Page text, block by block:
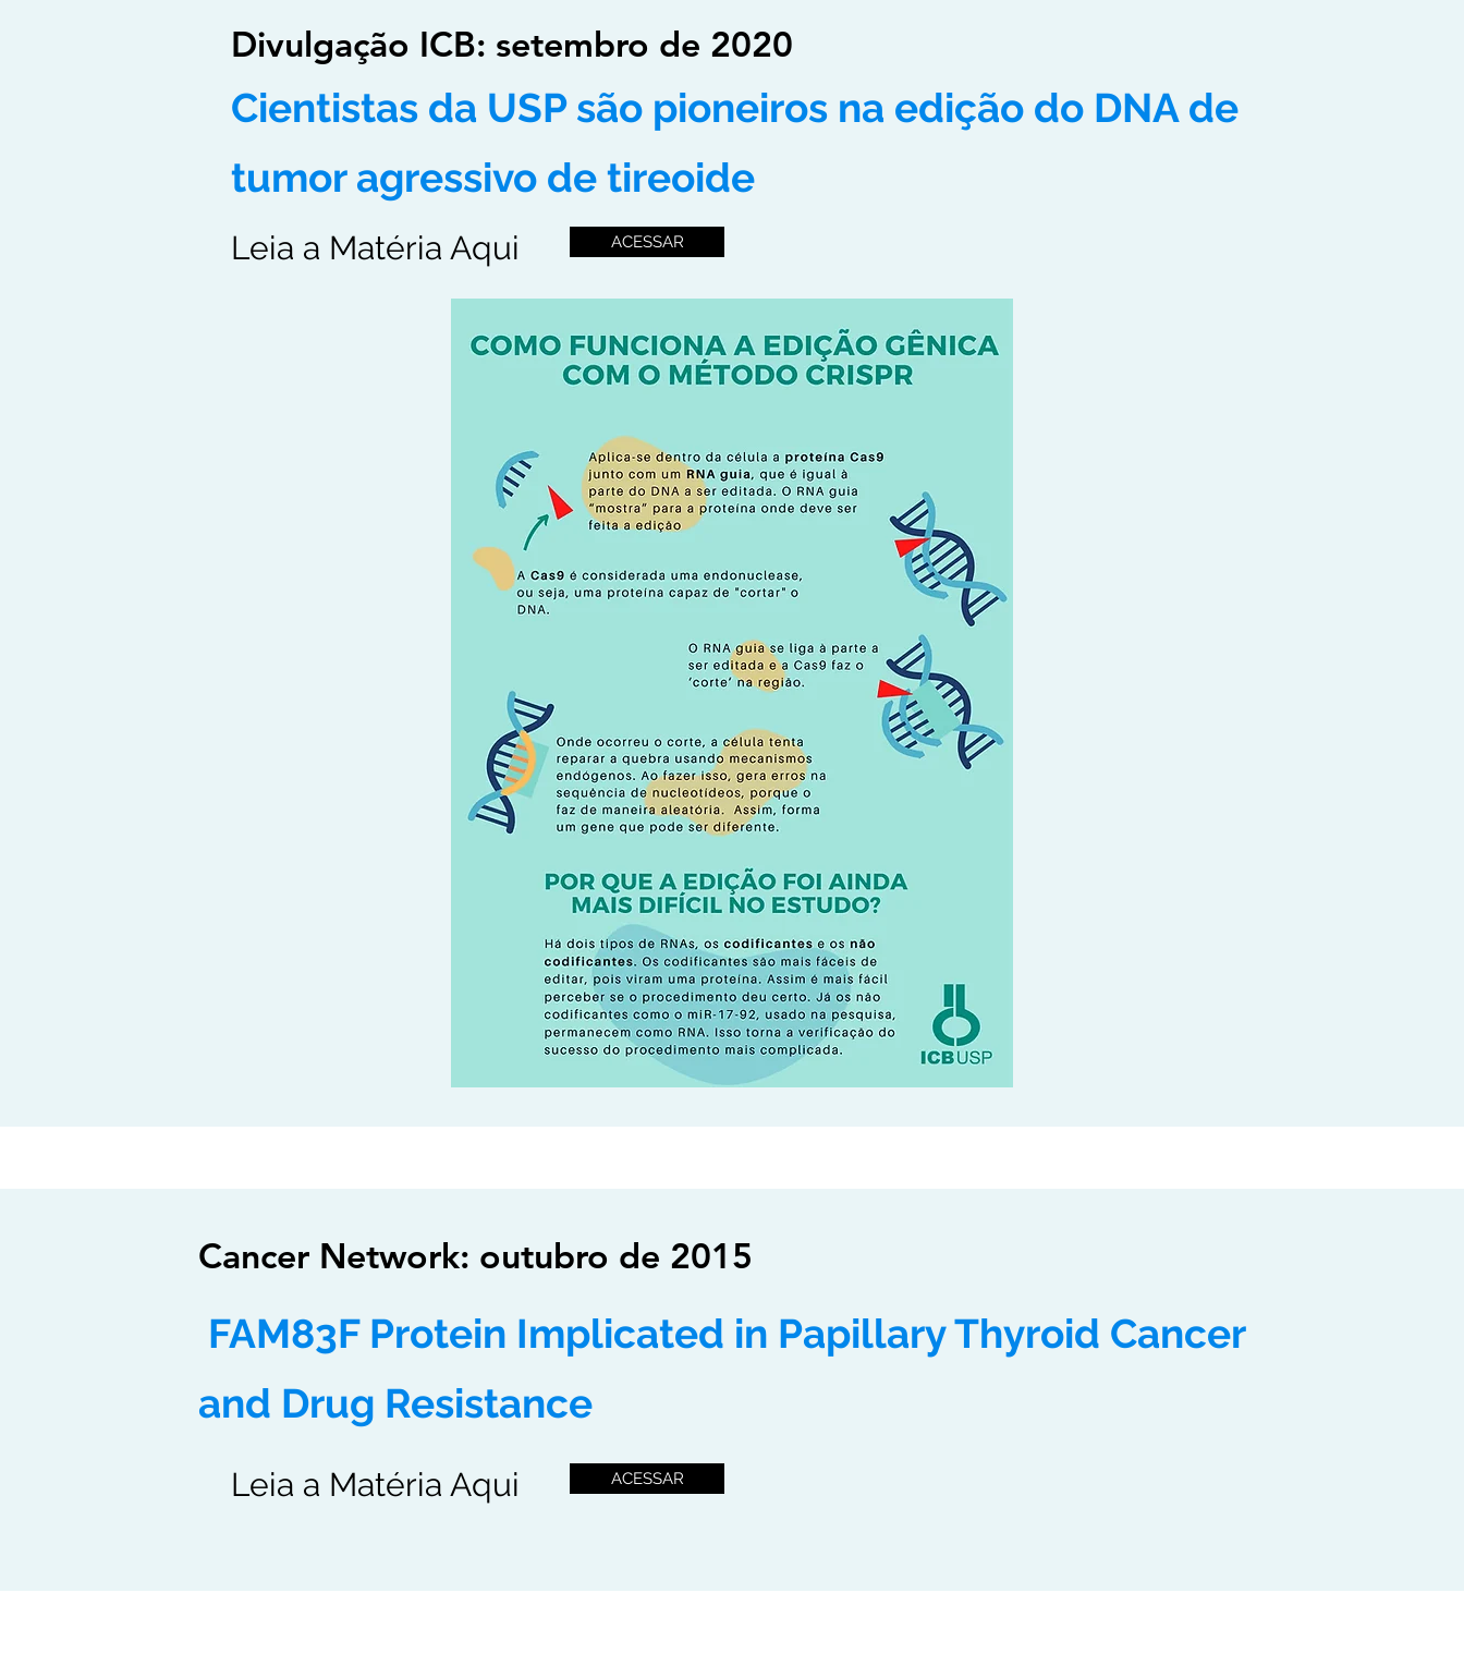
Divulgação ICB: setembro de 2020
Cientistas da USP são pioneiros na edição do DNA de
tumor agressivo de tireoide
Leia a Matéria Aqui ACESSAR
Cancer Network: outubro de 2015
FAM83F Protein Implicated in Papillary Thyroid Cancer
and Drug Resistance
Leia a Matéria Aqui ACESSAR